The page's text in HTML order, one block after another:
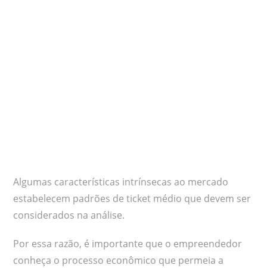
Algumas características intrínsecas ao mercado
estabelecem padrões de ticket médio que devem ser
considerados na análise.
Por essa razão, é importante que o empreendedor
conheça o processo econômico que permeia a